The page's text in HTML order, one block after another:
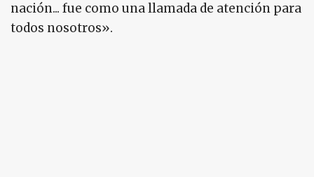
nación... fue como una llamada de atención para
todos nosotros».